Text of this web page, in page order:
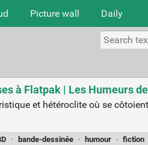
Picture wall Daily
à Flatpak | Les Humeurs
et hétéroclite où se
· bande-dessinée · humour · fiction